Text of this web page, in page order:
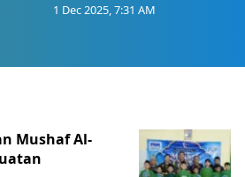
1 Dec 2025, 7:31 AM
Mushaf Al-